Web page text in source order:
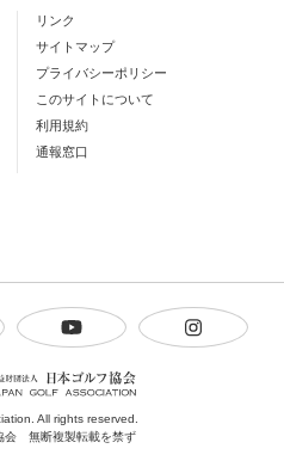
リンク
サイトマップ
プライバシーポリシー
このサイトについて
利用規約
通報窓口
All rights reserved.
会 無断複製転載を禁ず